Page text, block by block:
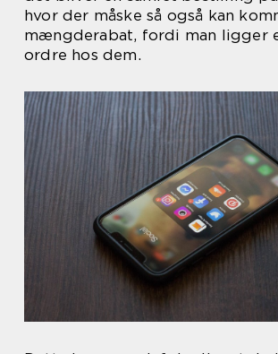
hvor der måske så også kan
mængderabat, fordi man ligger
ordre hos dem.